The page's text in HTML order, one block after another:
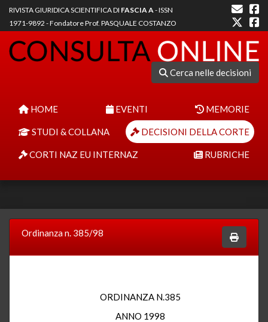
RIVISTA GIURIDICA SCIENTIFICA DI FASCIA A- ISSN
1971-9892 - Fondatore Prof. PASQUALE COSTANZO
Cerca nelle decisioni
HOME EVENTI MEMORIE
STUDI & COLLANA DECISIONI DELLA CORTE
CORTI NAZ EU INTERNAZ RUBRICHE
Ordinanza n. 385/98
ORDINANZA N.385
ANNO 1998